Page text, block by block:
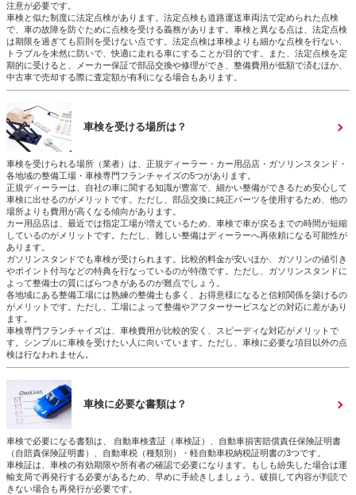
注意が必要です。
車検と似た制度に法定点検があります。法定点検も道路運送車両法で定められた点検
で、車の故障を防ぐために点検を受ける義務があります。車検と異なる点は、法定点検
は期限を過ぎても罰則を受けない点です。法定点検は車検よりも細かな点検を行ない、
トラブルを未然に防いで、快適に走れる車にすることが目的です。また、法定点検を定
期的に受けると、メーカー保証で部品交換や修理ができ、整備費用が低額で済むほか、
中古車で売却する際に査定額が有利になる場合もあります。
車検を受ける場所は？
車検を受けられる場所（業者）は、正規ディーラー・カー用品店・ガソリンスタンド・
各地域の整備工場・車検専門フランチャイズの5つがあります。
正規ディーラーは、自社の車に関する知識が豊富で、細かい整備ができるため安心して
車検に出せるのがメリットです。ただし、部品交換に純正パーツを使用するため、他の
場所よりも費用が高くなる傾向があります。
カー用品店は、最近では指定工場が増えているため、車検で車が戻るまでの時間が短縮
しているのがメリットです。ただし、難しい整備はディーラーへ再依頼になる可能性が
あります。
ガソリンスタンドでも車検が受けられます。比較的料金が安いほか、ガソリンの値引き
やポイント付与などの特典を行なっているのが特徴です。ただし、ガソリンスタンドに
よって整備士の質にばらつきがあるのが難点でしょう。
各地域にある整備工場には熟練の整備士も多く、お得意様になると信頼関係を築けるの
がメリットです。ただし、工場によって整備やアフターサービスなどの対応に差があり
ます。
車検専門フランチャイズは、車検費用が比較的安く、スピーディな対応がメリットで
す。シンプルに車検を受けたい人に向いています。ただし、車検に必要な項目以外の点
検は行なわれません。
車検に必要な書類は？
車検で必要になる書類は、 自動車検査証（車検証）、自動車損害賠償責任保険証明書
（自賠責保険証明書）、自動車税（種類別）・軽自動車税納税証明書の3つです。
車検証は、車検の有効期限や所有者の確認で必要になります。もしも紛失した場合は運
輸支局で再発行する必要があるため、早めに手続きしましょう。破損して内容が判読で
きない場合も再発行が必要です。